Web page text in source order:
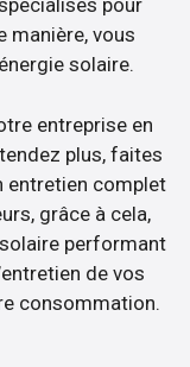
pour
manière, vous
solaire.
entreprise en
plus, faites
entretien complet
grâce à cela,
performant
de vos
consommation.